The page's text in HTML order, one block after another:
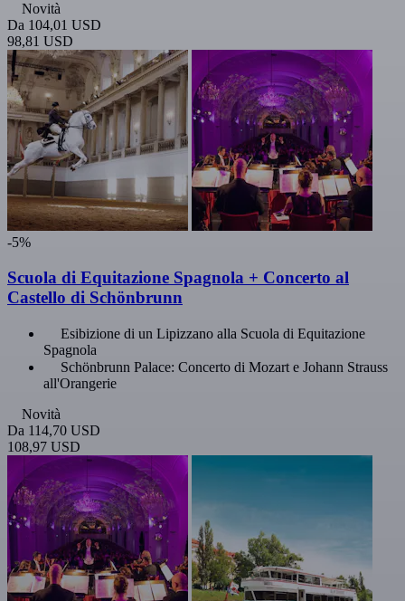
Novità
Da 104,01 USD
98,81 USD
-5%
Scuola di Equitazione Spagnola + Concerto al
Castello di Schönbrunn
Esibizione di un Lipizzano alla Scuola di Equitazione
Spagnola
Schönbrunn Palace: Concerto di Mozart e Johann Strauss
all'Orangerie
Novità
Da 114,70 USD
108,97 USD